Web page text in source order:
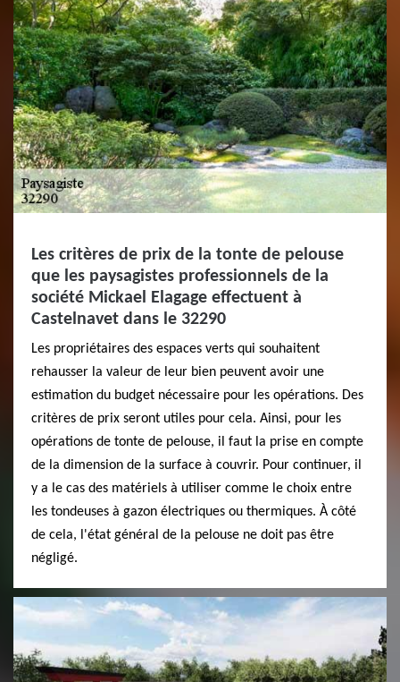
Les critères de prix de la tonte de pelouse
que les paysagistes professionnels de la
société Mickael Elagage effectuent à
Castelnavet dans le 32290
Les propriétaires des espaces verts qui souhaitent
rehausser la valeur de leur bien peuvent avoir une
estimation du budget nécessaire pour les opérations. Des
critères de prix seront utiles pour cela. Ainsi, pour les
opérations de tonte de pelouse, il faut la prise en compte
de la dimension de la surface à couvrir. Pour continuer, il
y a le cas des matériels à utiliser comme le choix entre
les tondeuses à gazon électriques ou thermiques. À côté
de cela, l'état général de la pelouse ne doit pas être
négligé.